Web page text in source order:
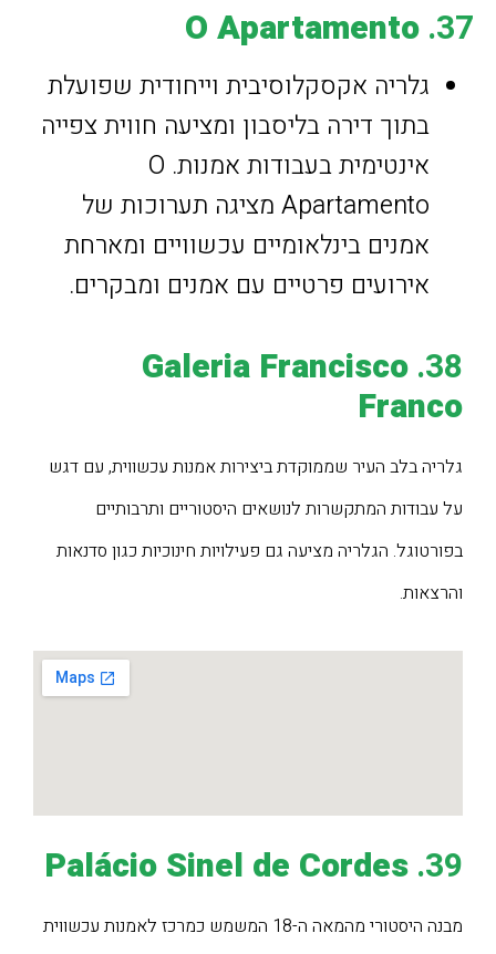
37.
O Apartamento
גלריה אקסקלוסיבית וייחודית שפועלת
בתוך דירה בליסבון ומציעה חווית צפייה
אינטימית בעבודות אמנות. O
Apartamento מציגה תערוכות של
אמנים בינלאומיים עכשוויים ומארחת
אירועים פרטיים עם אמנים ומבקרים.
38.
Galeria Francisco
Franco
גלריה בלב העיר שממוקדת ביצירות אמנות עכשווית, עם דגש
על עבודות המתקשרות לנושאים היסטוריים ותרבותיים
בפורטוגל. הגלריה מציעה גם פעילויות חינוכיות כגון סדנאות
והרצאות.
39.
Palácio Sinel de Cordes
מבנה היסטורי מהמאה ה-18 המשמש כמרכז לאמנות עכשווית